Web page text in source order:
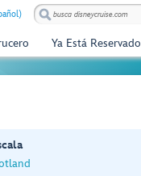
Ya Está Reservado